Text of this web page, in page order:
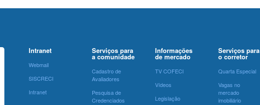
Intranet
Webmail
SISCRECI
Intranet
Serviços para
a comunidade
Cadastro de
Avaliadores
Pesquisa de
Credenciados
Informações
de mercado
TV COFECI
Vídeos
Legislação
Serviços para
o corretor
Quarta Especial
Vagas no
mercado
imobiliário